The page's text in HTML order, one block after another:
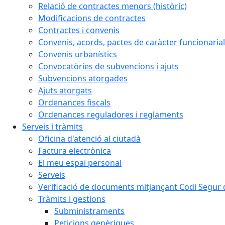
Relació de contractes menors (històric)
Modificacions de contractes
Contractes i convenis
Convenis, acords, pactes de caràcter
Convenis urbanístics
Convocatòries de subvencions i ajuts
Subvencions atorgades
Ajuts atorgats
Ordenances fiscals
Ordenances reguladores i reglaments
Serveis i tràmits
Oficina d'atenció al ciutadà
Factura electrònica
El meu espai personal
Serveis
Verificació de documents mitjançant Codi Segur
Tràmits i gestions
Subministraments